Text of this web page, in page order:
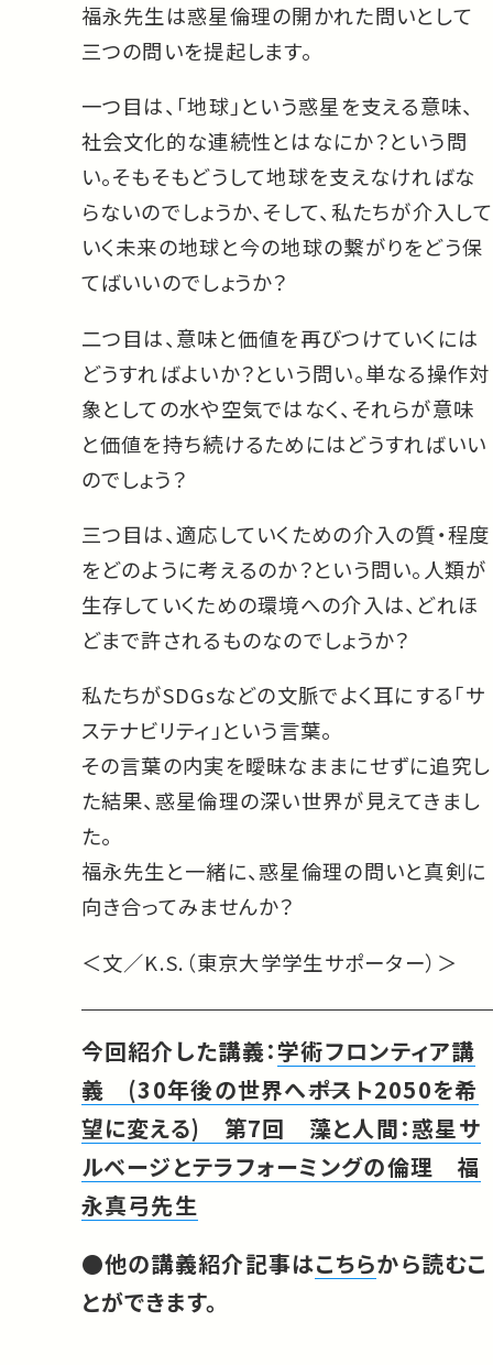
福永先生は惑星倫理の開かれた問いとして
三つの問いを提起します。
一つ目は、「地球」という惑星を支える意味、
社会文化的な連続性とはなにか？という問
い。そもそもどうして地球を支えなければな
らないのでしょうか、そして、私たちが介入して
いく未来の地球と今の地球の繋がりをどう保
てばいいのでしょうか？
二つ目は、意味と価値を再びつけていくには
どうすればよいか？という問い。単なる操作対
象としての水や空気ではなく、それらが意味
と価値を持ち続けるためにはどうすればいい
のでしょう？
三つ目は、適応していくための介入の質・程度
をどのように考えるのか？という問い。人類が
生存していくための環境への介入は、どれほ
どまで許されるものなのでしょうか？
私たちがSDGsなどの文脈でよく耳にする「サ
ステナビリティ」という言葉。
その言葉の内実を曖昧なままにせずに追究し
た結果、惑星倫理の深い世界が見えてきまし
た。
福永先生と一緒に、惑星倫理の問いと真剣に
向き合ってみませんか？
＜文／K.S.（東京大学学生サポーター）＞
今回紹介した講義：学術フロンティア講
義 (30年後の世界へ――ポスト2050を希
望に変える) 第7回 藻と人間：惑星サ
ルベージとテラフォーミングの倫理 福
永真弓先生
●他の講義紹介記事はこちらから読むこ
とができます。